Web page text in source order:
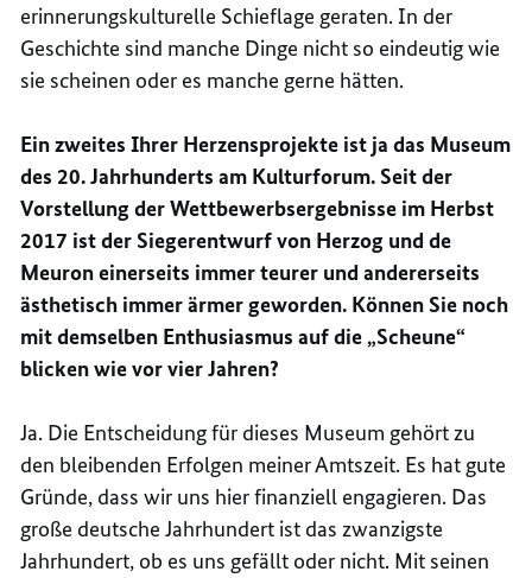
erinnerungskulturelle Schieflage geraten. In der
Geschichte sind manche Dinge nicht so eindeutig wie
sie scheinen oder es manche gerne hätten.
Ein zweites Ihrer Herzensprojekte ist ja das Museum
des 20. Jahrhunderts am Kulturforum. Seit der
Vorstellung der Wettbewerbsergebnisse im Herbst
2017 ist der Siegerentwurf von Herzog und de
Meuron einerseits immer teurer und andererseits
ästhetisch immer ärmer geworden. Können Sie noch
mit demselben Enthusiasmus auf die „Scheune“
blicken wie vor vier Jahren?
Ja. Die Entscheidung für dieses Museum gehört zu
den bleibenden Erfolgen meiner Amtszeit. Es hat gute
Gründe, dass wir uns hier finanziell engagieren. Das
große deutsche Jahrhundert ist das zwanzigste
Jahrhundert, ob es uns gefällt oder nicht. Mit seinen